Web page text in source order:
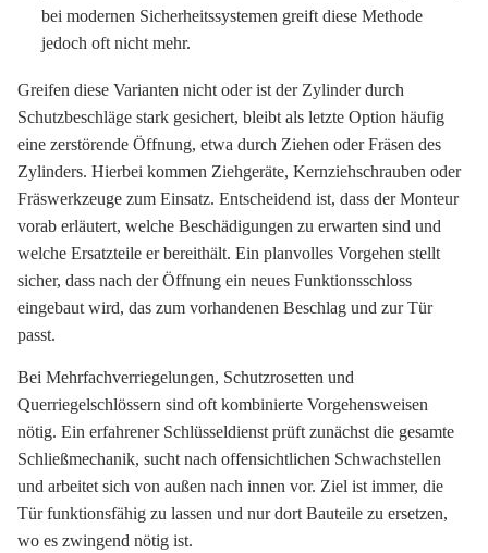
bei modernen Sicherheitssystemen greift diese Methode
jedoch oft nicht mehr.
Greifen diese Varianten nicht oder ist der Zylinder durch
Schutzbeschläge stark gesichert, bleibt als letzte Option häufig
eine zerstörende Öffnung, etwa durch Ziehen oder Fräsen des
Zylinders. Hierbei kommen Ziehgeräte, Kernziehschrauben oder
Fräswerkzeuge zum Einsatz. Entscheidend ist, dass der Monteur
vorab erläutert, welche Beschädigungen zu erwarten sind und
welche Ersatzteile er bereithält. Ein planvolles Vorgehen stellt
sicher, dass nach der Öffnung ein neues Funktionsschloss
eingebaut wird, das zum vorhandenen Beschlag und zur Tür
passt.
Bei Mehrfachverriegelungen, Schutzrosetten und
Querriegelschlössern sind oft kombinierte Vorgehensweisen
nötig. Ein erfahrener Schlüsseldienst prüft zunächst die gesamte
Schließmechanik, sucht nach offensichtlichen Schwachstellen
und arbeitet sich von außen nach innen vor. Ziel ist immer, die
Tür funktionsfähig zu lassen und nur dort Bauteile zu ersetzen,
wo es zwingend nötig ist.